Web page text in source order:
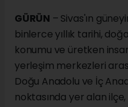
GÜRÜN – Sivas'ın
binlerce yıllık tarihi,
konumu ve üretken
yerleşim merkezleri
Doğu Anadolu ve İç
noktasında yer alan